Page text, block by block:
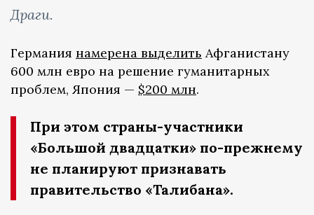
Драги.
Германия намерена выделить Афганистану
600 млн евро на решение гуманитарных
проблем, Япония — $200 млн.
При этом страны-участники
«Большой двадцатки» по-прежнему
не планируют признавать
правительство «Талибана».